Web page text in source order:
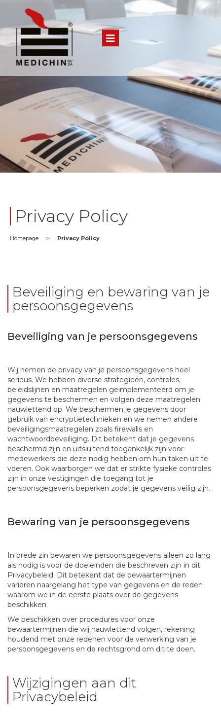
Privacy Policy
Homepage > Privacy Policy
Beveiliging en bewaring van je
persoonsgegevens
Beveiliging van je persoonsgegevens
Wij nemen de privacy van je persoonsgegevens heel
serieus. We hebben diverse strategieën, controles,
beleidslijnen en maatregelen geïmplementeerd om je
gegevens te beschermen en volgen deze maatregelen
nauwlettend op. We beschermen je gegevens door
gebruik van encryptietechnieken en we nemen andere
beveiligingsmaatregelen zoals firewalls en
wachtwoordbeveiliging. Dit betekent dat je gegevens
beschermd zijn en uitsluitend toegankelijk zijn voor
medewerkers die deze nodig hebben om hun taken uit te
voeren. Ook waarborgen we dat er strikte fysieke controles
zijn in onze vestigingen die toegang tot je
persoonsgegevens beperken zodat je gegevens veilig zijn.
Bewaring van je persoonsgegevens
In brede zin bewaren we persoonsgegevens alleen zo lang
als nodig is voor de doeleinden die beschreven zijn in dit
Privacybeleid. Dit betekent dat de bewaartermijnen
variëren naargelang het type van gegevens en de reden
waarom we in de eerste plaats over de gegevens
beschikken.
We beschikken over procedures voor onze
bewaartermijnen die wij nauwlettend volgen, rekening
houdend met onze redenen voor de verwerking van je
persoonsgegevens en de rechtsgrond om dit te doen.
Wijzigingen aan dit
Privacybeleid